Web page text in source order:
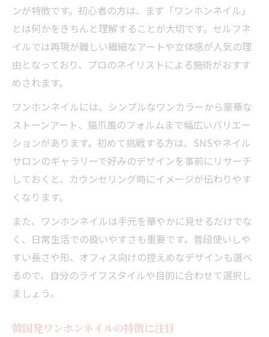
ンが特徴です。初心者の方は、まず「ワンホンネイル」
とは何かをきちんと理解することが大切です。セルフネ
イルでは再現が難しい繊細なアートや立体感が人気の理
由となっており、プロのネイリストによる施術がおすす
めされます。
ワンホンネイルには、シンプルなワンカラーから豪華な
ストーンアート、猫爪風のフォルムまで幅広いバリエー
ションがあります。初めて挑戦する方は、SNSやネイル
サロンのギャラリーで好みのデザインを事前にリサーチ
しておくと、カウンセリング時にイメージが伝わりやす
くなります。
また、ワンホンネイルは手元を華やかに見せるだけでな
く、日常生活での扱いやすさも重要です。普段使いしや
すい長さや形、オフィス向けの控えめなデザインも選べ
るので、自分のライフスタイルや目的に合わせて選択し
ましょう。
韓国発ワンホンネイルの特徴に注目